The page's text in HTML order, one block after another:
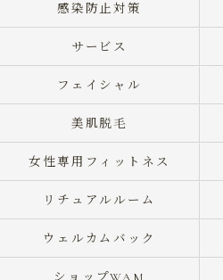
感染防止対策
サービス
フェイシャル
美肌脱毛
女性専用フィットネス
リチュアルルーム
ウェルカムバック
ショップWAM